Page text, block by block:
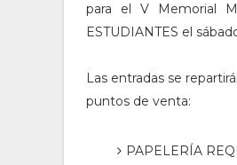
para el V Memorial
ESTUDIANTES el
Las entradas se
puntos de venta:
PAPELERÍA